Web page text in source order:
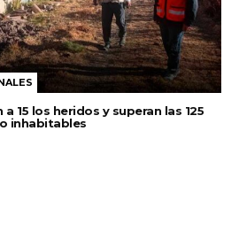
15 los heridos y superan las 125
inhabitables